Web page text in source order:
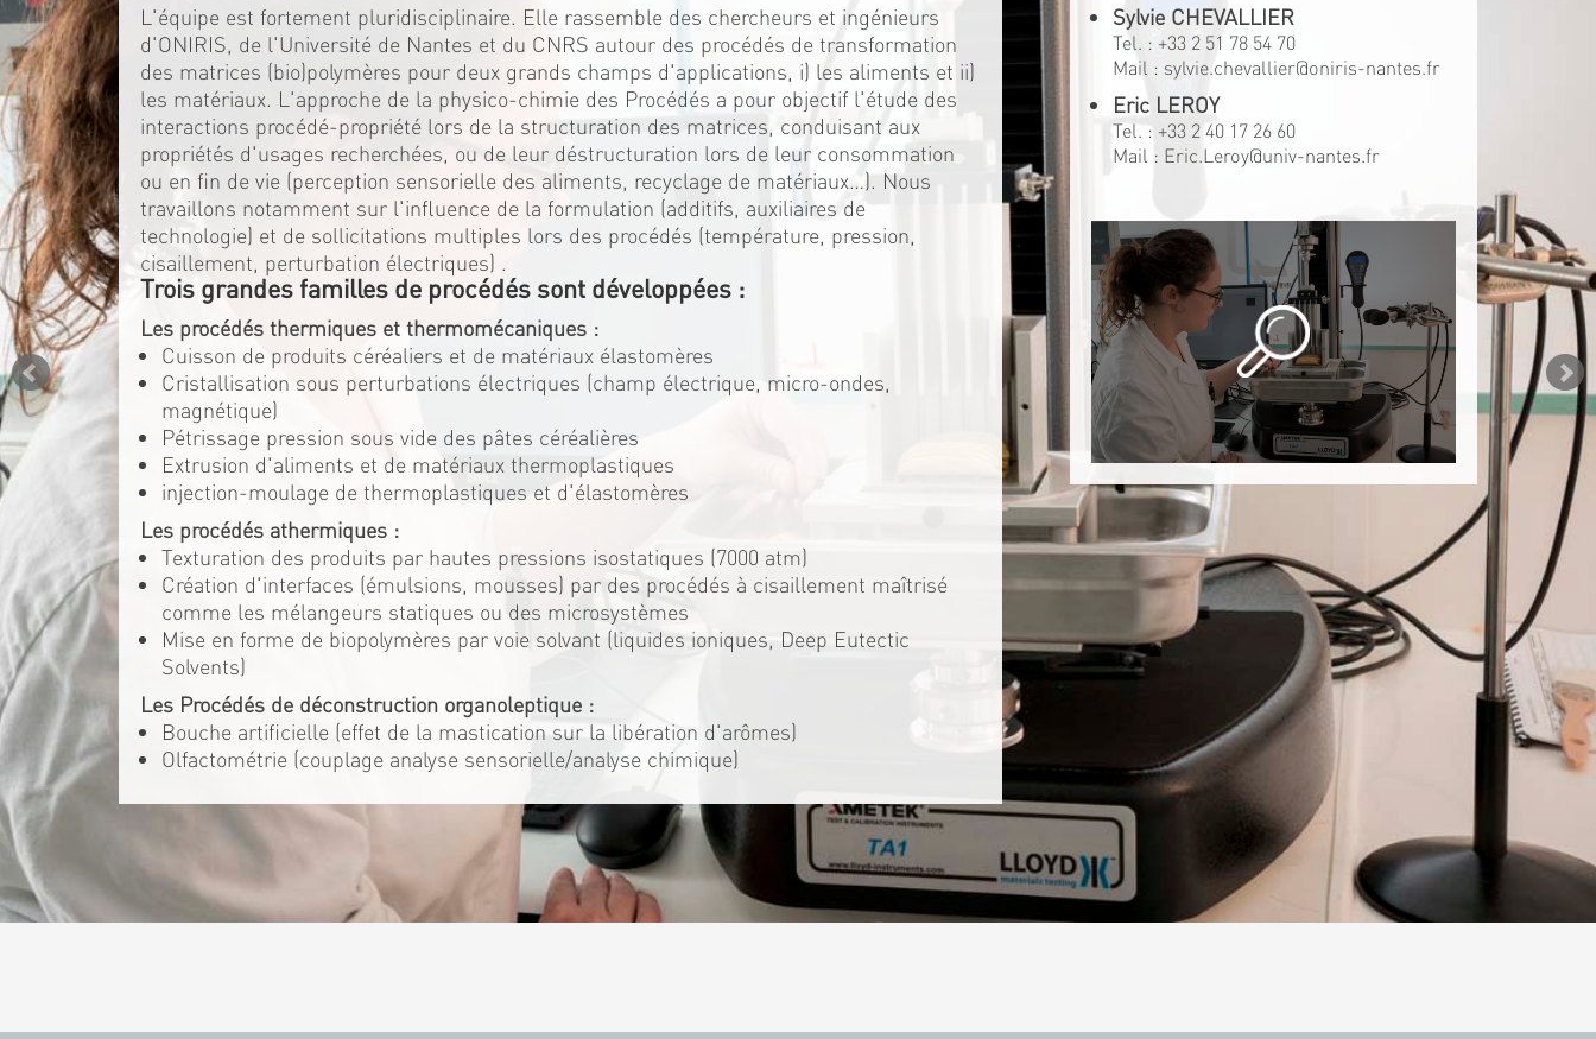
L'équipe est fortement pluridisciplinaire. Elle rassemble des chercheurs et ingénieurs
d'ONIRIS, de l'Université de Nantes et du CNRS autour des procédés de transformation
des matrices (bio)polymères pour deux grands champs d'applications, i) les aliments et ii)
les matériaux. L'approche de la physico-chimie des Procédés a pour objectif l'étude des
interactions procédé-propriété lors de la structuration des matrices, conduisant aux
propriétés d'usages recherchées, ou de leur déstructuration lors de leur consommation
ou en fin de vie (perception sensorielle des aliments, recyclage de matériaux…). Nous
travaillons notamment sur l'influence de la formulation (additifs, auxiliaires de
technologie) et de sollicitations multiples lors des procédés (température, pression,
cisaillement, perturbation électriques) .
Trois grandes familles de procédés sont développées :
Les procédés thermiques et thermomécaniques :
Cuisson de produits céréaliers et de matériaux élastomères
Cristallisation sous perturbations électriques (champ électrique, micro-ondes,
magnétique)
Pétrissage pression sous vide des pâtes céréalières
Extrusion d'aliments et de matériaux thermoplastiques
injection-moulage de thermoplastiques et d'élastomères
Les procédés athermiques :
Texturation des produits par hautes pressions isostatiques (7000 atm)
Création d'interfaces (émulsions, mousses) par des procédés à cisaillement maîtrisé
comme les mélangeurs statiques ou des microsystèmes
Mise en forme de biopolymères par voie solvant (liquides ioniques, Deep Eutectic
Solvents)
Les Procédés de déconstruction organoleptique :
Bouche artificielle (effet de la mastication sur la libération d'arômes)
Olfactométrie (couplage analyse sensorielle/analyse chimique)
Sylvie CHEVALLIER
Tel. : +33 2 51 78 54 70
Mail : sylvie.chevallier@oniris-nantes.fr
Eric LEROY
Tel. : +33 2 40 17 26 60
Mail : Eric.Leroy@univ-nantes.fr